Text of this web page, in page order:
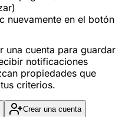
nuevamente en el botón
una cuenta para guardar
notificaciones
propiedades que
criterios.
Crear una cuenta